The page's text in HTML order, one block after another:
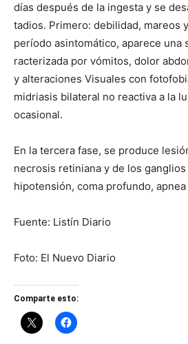
días después de la ingesta y se
tadios. Primero: debilidad, mareos
período asintomático, apa­rece una
racterizada por vómitos, dolor
y alteraciones Visua­les con
midriasis bilateral no reactiva a la
ocasional.
En la tercera fase, se produ­ce
necro­sis retiniana y de los
hipoten­sión, coma profundo,
Fuente: Listín Diario
Foto: El Nuevo Diario
Comparte esto: